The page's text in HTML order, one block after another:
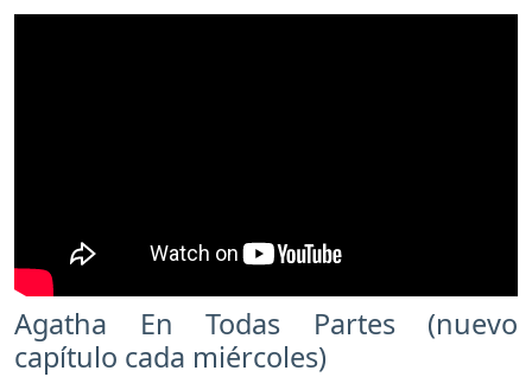
Agatha En Todas Partes (nuevo
capítulo cada miércoles)